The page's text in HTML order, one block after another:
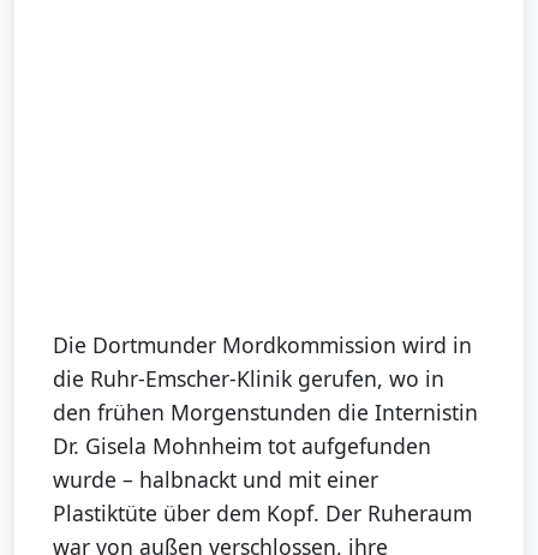
Die Dortmunder Mordkommission wird in
die Ruhr-Emscher-Klinik gerufen, wo in
den frühen Morgenstunden die Internistin
Dr. Gisela Mohnheim tot aufgefunden
wurde – halbnackt und mit einer
Plastiktüte über dem Kopf. Der Ruheraum
war von außen verschlossen, ihre